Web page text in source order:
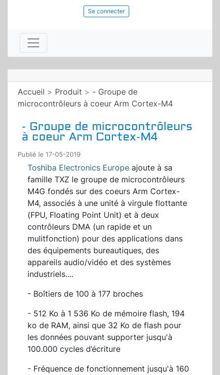
Se connecter
Accueil > Produit > - Groupe de
microcontrôleurs à coeur Arm Cortex-M4
- Groupe de microcontrôleurs
à coeur Arm Cortex-M4
Publié le 17-05-2019
Toshiba Electronics Europe ajoute à sa
famille TXZ le groupe de microcontrôleurs
M4G fondés sur des coeurs Arm Cortex-
M4, associés à une unité à virgule flottante
(FPU, Floating Point Unit) et à deux
contrôleurs DMA (un rapide et un
mulitfonction) pour des applications dans
des équipements bureautiques, des
appareils audio/vidéo et des systèmes
industriels....
- Boîtiers de 100 à 177 broches
- 512 Ko à 1 536 Ko de mémoire flash, 194
ko de RAM, ainsi que 32 Ko de flash pour
les données pouvant supporter jusqu'à
100.000 cycles d’écriture
- Fréquence de fonctionnement jusqu'à 160